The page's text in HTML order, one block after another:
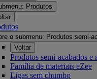
Produtos
o submenu: Produtos semi-
Voltar
Produtos semi-acabados e
Família de materiais eZee
Ligas sem chumbo